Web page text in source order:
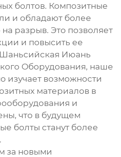
болтов. Композитные
и обладают более
разрыв. Это позволяет
и повысить ее
Июань
Оборудования, наше
изучает возможности
материалов в
и
что в будущем
болты станут более
за новыми